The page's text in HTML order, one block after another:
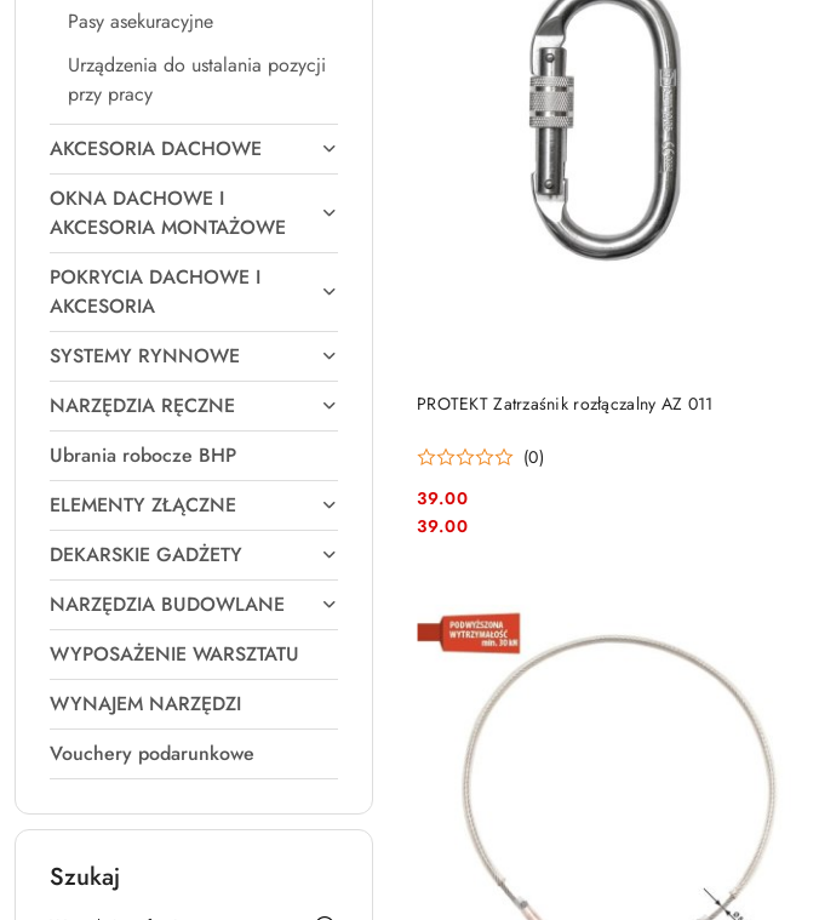
Pasy asekuracyjne
Urządzenia do ustalania pozycji
przy pracy
AKCESORIA DACHOWE
OKNA DACHOWE I
AKCESORIA MONTAŻOWE
POKRYCIA DACHOWE I
AKCESORIA
SYSTEMY RYNNOWE
NARZĘDZIA RĘCZNE
Ubrania robocze BHP
ELEMENTY ZŁĄCZNE
DEKARSKIE GADŻETY
NARZĘDZIA BUDOWLANE
WYPOSAŻENIE WARSZTATU
WYNAJEM NARZĘDZI
Vouchery podarunkowe
Szukaj
PROTEKT Zatrzaśnik rozłączalny AZ 011
(0)
Cena:
39.00
Cena:
39.00
DO KOSZYKA